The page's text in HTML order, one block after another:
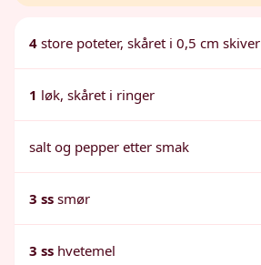
4 store poteter, skåret i 0,5 cm skiver
1 løk, skåret i ringer
salt og pepper etter smak
3 ss smør
3 ss hvetemel